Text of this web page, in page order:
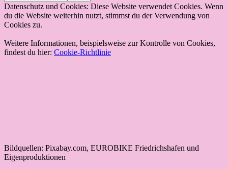
Datenschutz und Cookies: Diese Website verwendet Cookies. Wenn
du die Website weiterhin nutzt, stimmst du der Verwendung von
Cookies zu.
Weitere Informationen, beispielsweise zur Kontrolle von Cookies,
findest du hier: Cookie-Richtlinie
Bildquellen: Pixabay.com, EUROBIKE Friedrichshafen und
Eigenproduktionen